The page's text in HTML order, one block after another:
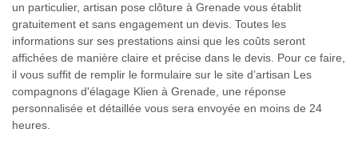
un particulier, artisan pose clôture à Grenade vous établit
gratuitement et sans engagement un devis. Toutes les
informations sur ses prestations ainsi que les coûts seront
affichées de manière claire et précise dans le devis. Pour ce faire,
il vous suffit de remplir le formulaire sur le site d’artisan Les
compagnons d'élagage Klien à Grenade, une réponse
personnalisée et détaillée vous sera envoyée en moins de 24
heures.